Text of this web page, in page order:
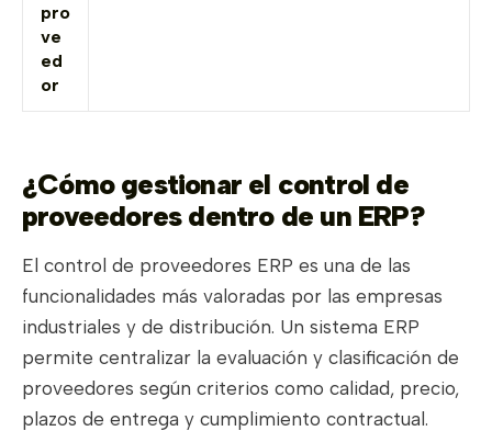
pro
ve
ed
or
¿Cómo gestionar el control de
proveedores dentro de un ERP?
El control de proveedores ERP es una de las
funcionalidades más valoradas por las empresas
industriales y de distribución. Un sistema ERP
permite centralizar la evaluación y clasificación de
proveedores según criterios como calidad, precio,
plazos de entrega y cumplimiento contractual.